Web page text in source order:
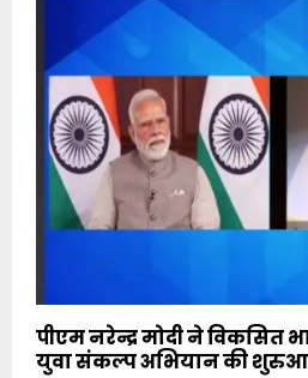
पीएम नरेन्‍द्र मोदी ने विकसित
युवा संकल्प अभियान की